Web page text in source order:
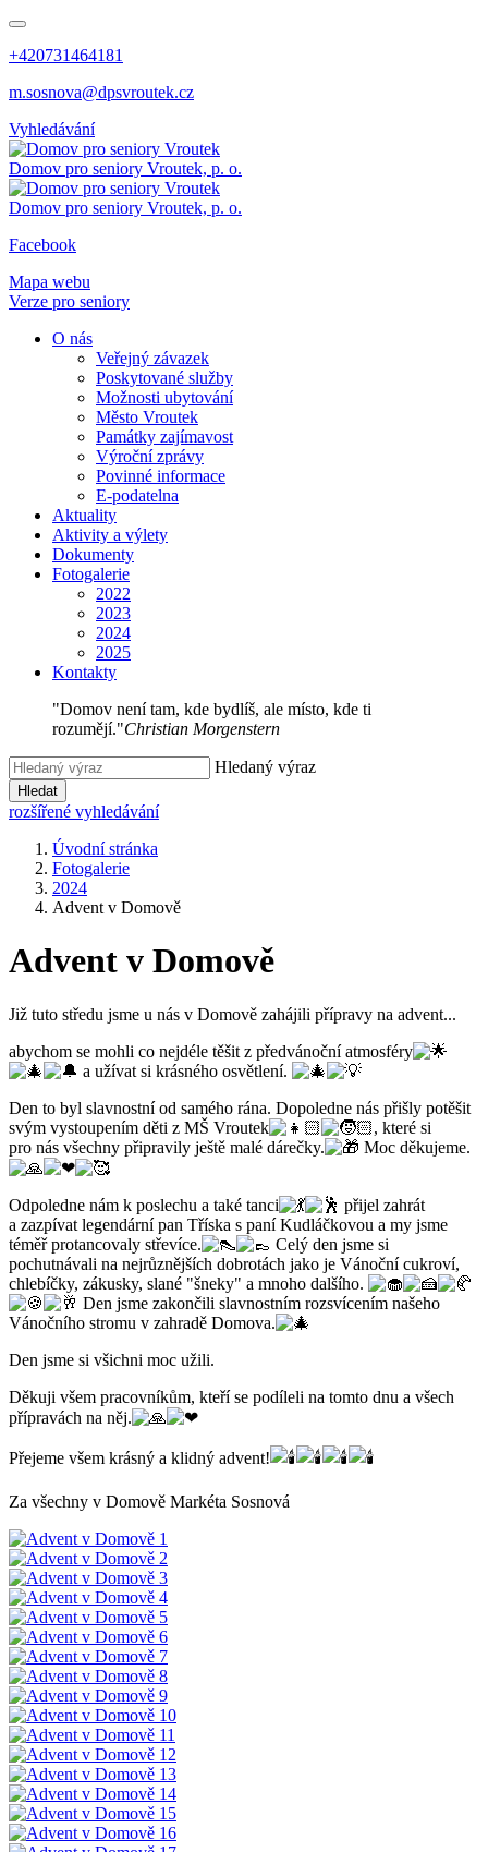
+420731464181
m.sosnova@dpsvroutek.cz
Vyhledávání
Domov pro seniory Vroutek, p. o.
Domov pro seniory Vroutek, p. o.
Facebook
Mapa webu
Verze pro seniory
O nás
Veřejný závazek
Poskytované služby
Možnosti ubytování
Město Vroutek
Památky zajímavost
Výroční zprávy
Povinné informace
E-podatelna
Aktuality
Aktivity a výlety
Dokumenty
Fotogalerie
2022
2023
2024
2025
Kontakty
"Domov není tam, kde bydlíš, ale místo, kde ti
rozumějí."Christian Morgenstern
Hledaný výraz
Hledat
rozšířené vyhledávání
Úvodní stránka
Fotogalerie
2024
Advent v Domově
Advent v Domově
Již tuto středu jsme u nás v Domově zahájili přípravy na advent...
abychom se mohli co nejdéle těšit z předvánoční atmosféry
a užívat si krásného osvětlení.
Den to byl slavnostní od samého rána. Dopoledne nás přišly potěšit
svým vystoupením děti z MŠ Vroutek
, které si
pro nás všechny připravily ještě malé dárečky.
Moc děkujeme.
Odpoledne nám k poslechu a také tanci
přijel zahrát
a zazpívat legendární pan Tříska s paní Kudláčkovou a my jsme
téměř protancovaly střevíce.
Celý den jsme si
pochutnávali na nejrůznějších dobrotách jako je Vánoční cukroví,
chlebíčky, zákusky, slané "šneky" a mnoho dalšího.
Den jsme zakončili slavnostním rozsvícením našeho
Vánočního stromu v zahradě Domova.
Den jsme si všichni moc užili.
Děkuji všem pracovníkům, kteří se podíleli na tomto dnu a všech
přípravách na něj.
Přejeme všem krásný a klidný advent!
Za všechny v Domově Markéta Sosnová